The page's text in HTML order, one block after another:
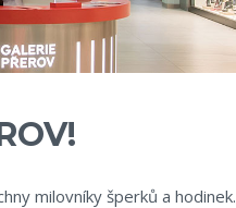
milovníky šperků a hodinek.